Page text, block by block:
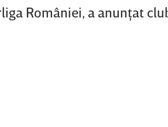
României, a anunţat